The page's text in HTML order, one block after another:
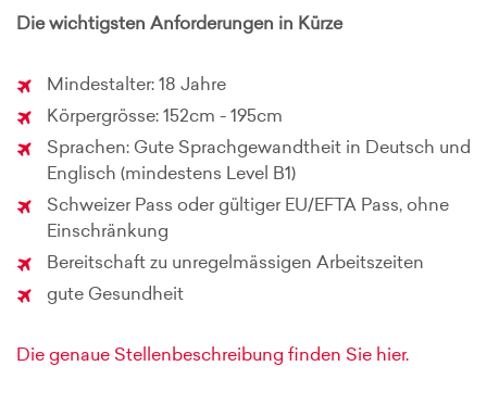
Die wichtigsten Anforderungen in Kürze
Mindestalter: 18 Jahre
Körpergrösse: 152cm - 195cm
Sprachen: Gute Sprachgewandtheit in Deutsch und
Englisch (mindestens Level B1)
Schweizer Pass oder gültiger EU/EFTA Pass, ohne
Einschränkung
Bereitschaft zu unregelmässigen Arbeitszeiten
gute Gesundheit
Die genaue Stellenbeschreibung finden Sie hier.